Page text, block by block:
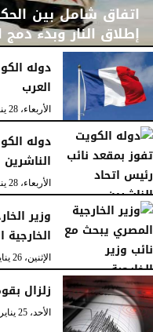
اتفاق شامل بين
إطلاق النار وبدء دمج
الجمعة، 30 يناير 2026 06:08 مـ
دوله
العرب
الأربعاء، 28 يناير 2026
دوله
الناشرين
الأربعاء، 28 يناير 2026
وزير
الخارجية
الإثنين، 26 يناير 2026
زلزال بقوة 5.1 درجة يضرب غربي
الأحد، 25 يناير 2026